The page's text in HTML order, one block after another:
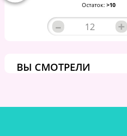
Остаток: >10
– +
ВЫ СМОТРЕЛИ